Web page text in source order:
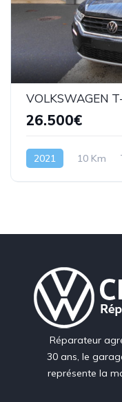
26.500€
2021 10 Km
Réparateur
30 ans, le
représente la